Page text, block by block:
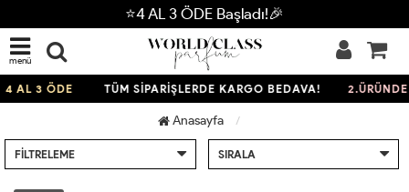
⭐4 AL 3 ÖDE Başladı!🎉
menü
4 AL 3 ÖDE TÜM SİPARİŞLERDE KARGO BEDAVA!
Anasayfa
FILTRELEME SIRALA